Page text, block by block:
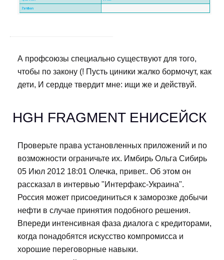
А профсоюзы специально существуют для того,
чтобы по закону (! Пусть циники жалко бормочут, как
дети, И сердце твердит мне: ищи же и действуй.
HGH FRAGMENT ЕНИСЕЙСК
Проверьте права установленных приложений и по
возможности ограничьте их. Имбирь Ольга Сибирь
05 Июл 2012 18:01 Олечка, привет.. Об этом он
рассказал в интервью "Интерфакс-Украина".
Россия может присоединиться к заморозке добычи
нефти в случае принятия подобного решения.
Впереди интенсивная фаза диалога с кредиторами,
когда понадобятся искусство компромисса и
хорошие переговорные навыки.